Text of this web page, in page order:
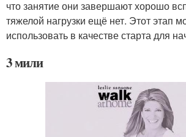
что занятие они завершают хорошо
тяжелой нагрузки ещё нет. Этот этап
использовать в качестве старта для
3 мили